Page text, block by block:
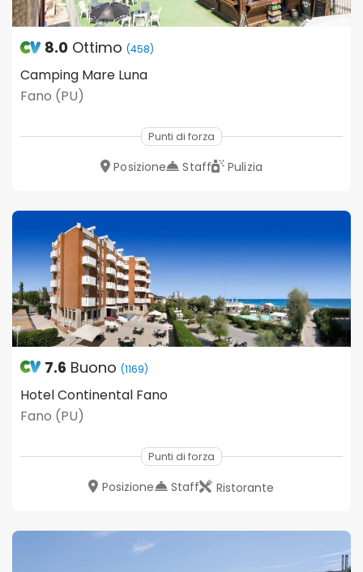
8.0 Ottimo (458)
Camping Mare Luna
Fano (PU)
Punti di forza
Posizione Staff Pulizia
7.6 Buono (1169)
Hotel Continental Fano
Fano (PU)
Punti di forza
Posizione Staff Ristorante